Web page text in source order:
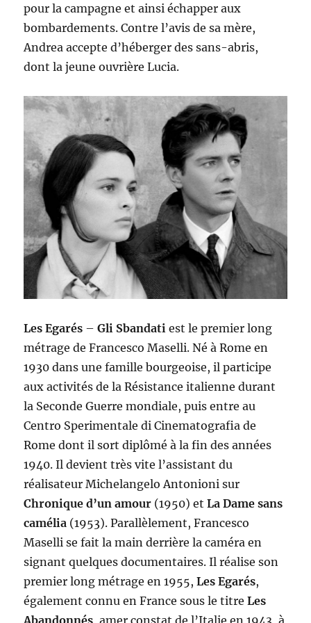
pour la campagne et ainsi échapper aux
bombardements. Contre l’avis de sa mère,
Andrea accepte d’héberger des sans-abris,
dont la jeune ouvrière Lucia.
Les Egarés –Gli Sbandati est le premier long
métrage de Francesco Maselli. Né à Rome en
1930 dans une famille bourgeoise, il participe
aux activités de la Résistance italienne durant
la Seconde Guerre mondiale, puis entre au
Centro Sperimentale di Cinematografia de
Rome dont il sort diplômé à la fin des années
1940. Il devient très vite l’assistant du
réalisateur Michelangelo Antonioni sur
Chronique d’un amour (1950) etLaDame sans
camélia (1953). Parallèlement, Francesco
Maselli se fait la main derrière la caméra en
signant quelques documentaires. Il réalise son
premier long métrage en 1955,Les Egarés,
également connu en France sous le titreLes
Abandonnés , amer constat de l’Italie en 1943, à